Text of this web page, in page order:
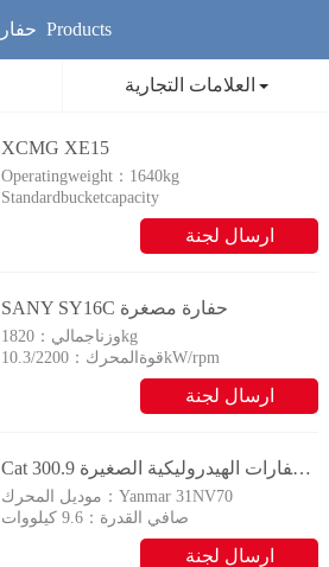
حفارات Products
العلامات التجارية
XCMG XE15
Operatingweight：1640kg
Standardbucketcapacity
ارسال لجنة
SANY SY16C حفارة مصغرة
وزناجمالي：1820kg
قوةالمحرك：10.3/2200kW/rpm
ارسال لجنة
Cat الحفارات الهيدروليكية الصغيرة 300.9D
موديل المحرك：Yanmar 31NV70
صافي القدرة： 9.6 كيلووات
ارسال لجنة